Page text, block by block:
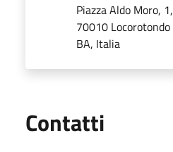
Piazza Aldo Moro, 1,
70010 Locorotondo
BA, Italia
Contatti